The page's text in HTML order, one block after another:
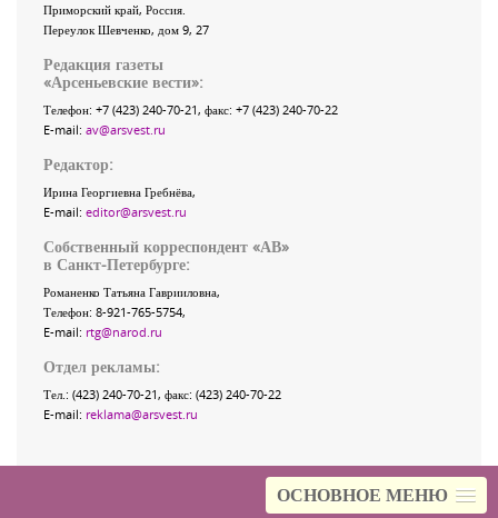
ОСНОВНОЕ МЕНЮ
Приморский край, Россия.
Переулок Шевченко, дом 9, 27
Редакция газеты
«Арсеньевские вести»:
Телефон: +7 (423) 240-70-21, факс: +7 (423) 240-70-22
E-mail: av@arsvest.ru
Редактор:
Ирина Георгиевна Гребнёва,
E-mail: editor@arsvest.ru
Собственный корреспондент «АВ»
в Санкт-Петербурге:
Романенко Татьяна Гаврииловна,
Телефон: 8-921-765-5754,
E-mail: rtg@narod.ru
Отдел рекламы:
Тел.: (423) 240-70-21, факс: (423) 240-70-22
E-mail: reklama@arsvest.ru